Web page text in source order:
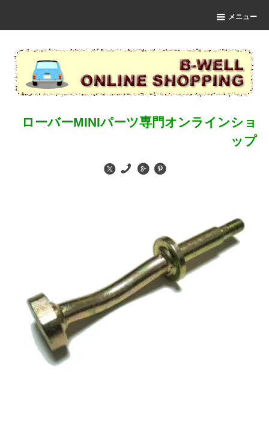
メニュー
ローバーMINIパーツ専門オンラインショ
ップ